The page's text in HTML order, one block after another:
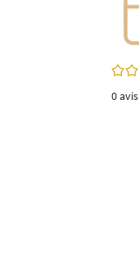
0/5
0avis